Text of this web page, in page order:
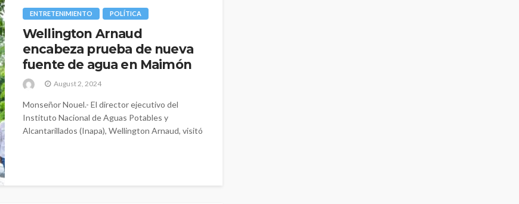
ENTRETENIMIENTO POLÍTICA
Wellington Arnaud
encabeza prueba de nueva
fuente de agua en Maimón
August 2, 2024
Monseñor Nouel.- El director ejecutivo del
Instituto Nacional de Aguas Potables y
Alcantarillados (Inapa), Wellington Arnaud, visitó